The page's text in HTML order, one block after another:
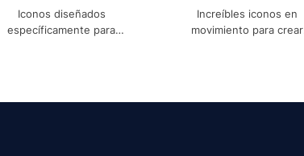
Iconos diseñados
específicamente para
Increíbles iconos en
movimiento para crear